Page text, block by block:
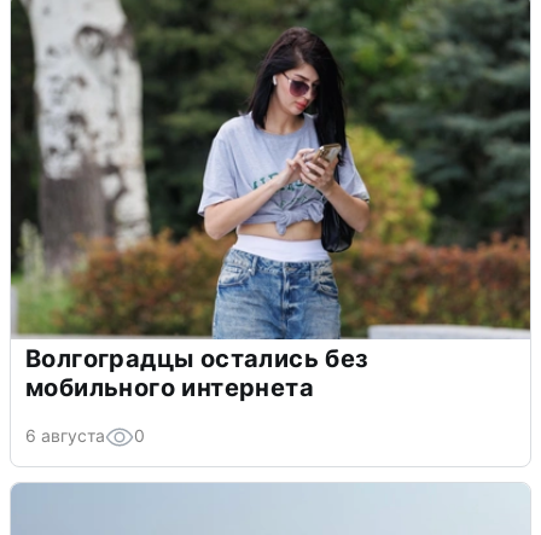
Волгоградцы остались без
мобильного интернета
6 августа 0